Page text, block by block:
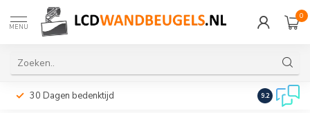
MENU
0
30 Dagen bedenktijd Snelle
9.2